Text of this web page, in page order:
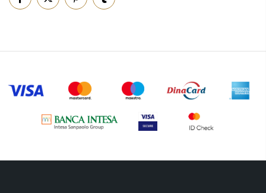
Putni program (47)
Uncategorized (1)